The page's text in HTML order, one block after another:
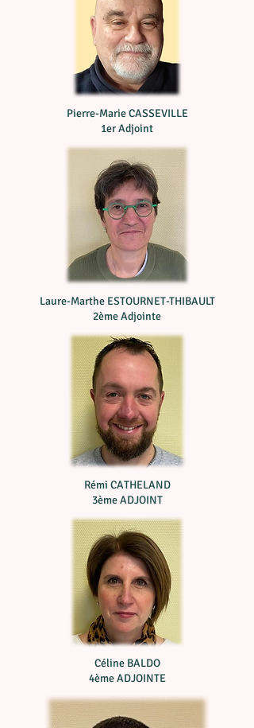
Pierre-Marie CASSEVILLE
1er Adjoint
Laure-Marthe ESTOURNET-THIBAULT
2ème Adjointe
Rémi CATHELAND
3ème ADJOINT
Céline BALDO
4ème ADJOINTE